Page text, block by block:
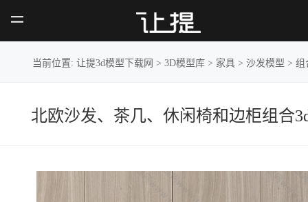
北欧沙发、茶几、休闲椅和边
当前位置:让提3d模型下载网 >3D模型库 > 家具 >沙发模型 >组
北欧沙发、茶几、休闲椅和边柜组合